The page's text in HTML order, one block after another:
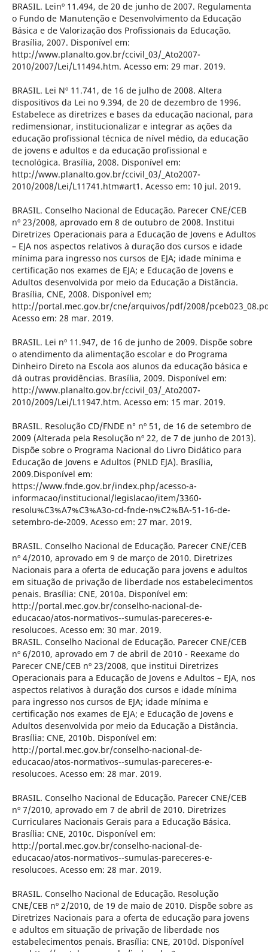
BRASIL. Leinº 11.494, de 20 de junho de 2007. Regulamenta
o Fundo de Manutenção e Desenvolvimento da Educação
Básica e de Valorização dos Profissionais da Educação.
Brasília, 2007. Disponível em:
http://www.planalto.gov.br/ccivil_03/_Ato2007-
2010/2007/Lei/L11494.htm. Acesso em: 29 mar. 2019.
BRASIL. Lei Nº 11.741, de 16 de julho de 2008. Altera
dispositivos da Lei no 9.394, de 20 de dezembro de 1996.
Estabelece as diretrizes e bases da educação nacional, para
redimensionar, institucionalizar e integrar as ações da
educação profissional técnica de nível médio, da educação
de jovens e adultos e da educação profissional e
tecnológica. Brasília, 2008. Disponível em:
http://www.planalto.gov.br/ccivil_03/_Ato2007-
2010/2008/Lei/L11741.htm#art1. Acesso em: 10 jul. 2019.
BRASIL. Conselho Nacional de Educação. Parecer CNE/CEB
nº 23/2008, aprovado em 8 de outubro de 2008. Institui
Diretrizes Operacionais para a Educação de Jovens e Adultos
– EJA nos aspectos relativos à duração dos cursos e idade
mínima para ingresso nos cursos de EJA; idade mínima e
certificação nos exames de EJA; e Educação de Jovens e
Adultos desenvolvida por meio da Educação a Distância.
Brasília, CNE, 2008. Disponível em;
http://portal.mec.gov.br/cne/arquivos/pdf/2008/
Acesso em: 28 mar. 2019.
BRASIL. Lei nº 11.947, de 16 de junho de 2009. Dispõe sobre
o atendimento da alimentação escolar e do Programa
Dinheiro Direto na Escola aos alunos da educação básica e
dá outras providências. Brasília, 2009. Disponível em:
http://www.planalto.gov.br/ccivil_03/_Ato2007-
2010/2009/Lei/L11947.htm. Acesso em: 15 mar. 2019.
BRASIL. Resolução CD/FNDE n° nº 51, de 16 de setembro de
2009 (Alterada pela Resolução nº 22, de 7 de junho de 2013).
Dispõe sobre o Programa Nacional do Livro Didático para
Educação de Jovens e Adultos (PNLD EJA). Brasília,
2009.Disponível em:
https://www.fnde.gov.br/index.php/acesso-a-
informacao/institucional/legislacao/item/3360-
resolu%C3%A7%C3%A3o-cd-fnde-n%C2%BA-51-16-de-
setembro-de-2009. Acesso em: 27 mar. 2019.
BRASIL. Conselho Nacional de Educação. Parecer CNE/CEB
nº 4/2010, aprovado em 9 de março de 2010. Diretrizes
Nacionais para a oferta de educação para jovens e adultos
em situação de privação de liberdade nos estabelecimentos
penais. Brasília: CNE, 2010a. Disponível em:
http://portal.mec.gov.br/conselho-nacional-de-
educacao/atos-normativos--sumulas-pareceres-e-
resolucoes. Acesso em: 30 mar. 2019.
BRASIL. Conselho Nacional de Educação. Parecer CNE/CEB
nº 6/2010, aprovado em 7 de abril de 2010 - Reexame do
Parecer CNE/CEB nº 23/2008, que institui Diretrizes
Operacionais para a Educação de Jovens e Adultos – EJA, nos
aspectos relativos à duração dos cursos e idade mínima
para ingresso nos cursos de EJA; idade mínima e
certificação nos exames de EJA; e Educação de Jovens e
Adultos desenvolvida por meio da Educação a Distância.
Brasília: CNE, 2010b. Disponível em:
http://portal.mec.gov.br/conselho-nacional-de-
educacao/atos-normativos--sumulas-pareceres-e-
resolucoes. Acesso em: 28 mar. 2019.
BRASIL. Conselho Nacional de Educação. Parecer CNE/CEB
nº 7/2010, aprovado em 7 de abril de 2010. Diretrizes
Curriculares Nacionais Gerais para a Educação Básica.
Brasília: CNE, 2010c. Disponível em:
http://portal.mec.gov.br/conselho-nacional-de-
educacao/atos-normativos--sumulas-pareceres-e-
resolucoes. Acesso em: 28 mar. 2019.
BRASIL. Conselho Nacional de Educação. Resolução
CNE/CEB nº 2/2010, de 19 de maio de 2010. Dispõe sobre as
Diretrizes Nacionais para a oferta de educação para jovens
e adultos em situação de privação de liberdade nos
estabelecimentos penais. Brasília: CNE, 2010d. Disponível